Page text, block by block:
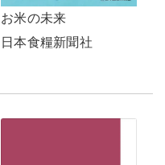
お米の未来
日本食糧新聞社